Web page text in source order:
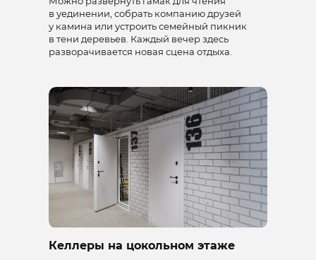
в уединении, собрать компанию друзей
у камина или устроить семейный пикник
в тени деревьев. Каждый вечер здесь
разворачивается новая сцена отдыха.
Келлеры на цокольном этаже